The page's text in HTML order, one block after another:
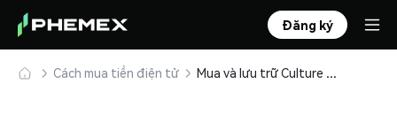
Đăng ký
Cách mua tiền điện tử Mua và lưu trữ Culture (CULTURE) an toàn